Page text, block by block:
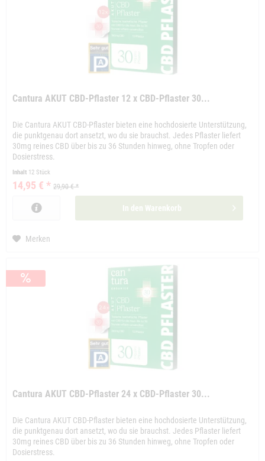
Cantura AKUT CBD-Pflaster 12 x CBD-Pflaster 30...
Die Cantura AKUT CBD-Pflaster bieten eine hochdosierte Unterstützung,
die punktgenau dort ansetzt, wo du sie brauchst. Jedes Pflaster liefert
30mg reines CBD über bis zu 36 Stunden hinweg, ohne Tropfen oder
Dosierstress.
Inhalt 12 Stück
14,95 € * 29,90 € *
In den Warenkorb
Merken
Cantura AKUT CBD-Pflaster 24 x CBD-Pflaster 30...
Die Cantura AKUT CBD-Pflaster bieten eine hochdosierte Unterstützung,
die punktgenau dort ansetzt, wo du sie brauchst. Jedes Pflaster liefert
30mg reines CBD über bis zu 36 Stunden hinweg, ohne Tropfen oder
Dosierstress.